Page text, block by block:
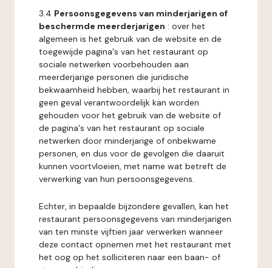
3.4 Persoonsgegevens van minderjarigen of
beschermde meerderjarigen : over het
algemeen is het gebruik van de website en de
toegewijde pagina's van het restaurant op
sociale netwerken voorbehouden aan
meerderjarige personen die juridische
bekwaamheid hebben, waarbij het restaurant in
geen geval verantwoordelijk kan worden
gehouden voor het gebruik van de website of
de pagina's van het restaurant op sociale
netwerken door minderjarige of onbekwame
personen, en dus voor de gevolgen die daaruit
kunnen voortvloeien, met name wat betreft de
verwerking van hun persoonsgegevens.
Echter, in bepaalde bijzondere gevallen, kan het
restaurant persoonsgegevens van minderjarigen
van ten minste vijftien jaar verwerken wanneer
deze contact opnemen met het restaurant met
het oog op het solliciteren naar een baan- of